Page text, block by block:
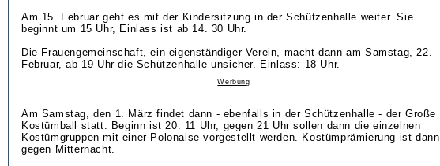
Am 15. Februar geht es mit der Kindersitzung in der Schützenhalle weiter. Sie
beginnt um 15 Uhr, Einlass ist ab 14. 30 Uhr.
Die Frauengemeinschaft, ein eigenständiger Verein, macht dann am Samstag, 22.
Februar, ab 19 Uhr die Schützenhalle unsicher. Einlass: 18 Uhr.
Werbung
Am Samstag, den 1. März findet dann - ebenfalls in der Schützenhalle - der Große
Kostümball statt. Beginn ist 20. 11 Uhr, gegen 21 Uhr sollen dann die einzelnen
Kostümgruppen mit einer Polonaise vorgestellt werden. Kostümprämierung ist dann
gegen Mitternacht.